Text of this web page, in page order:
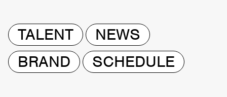
TALENT
NEWS
BRAND
SCHEDULE